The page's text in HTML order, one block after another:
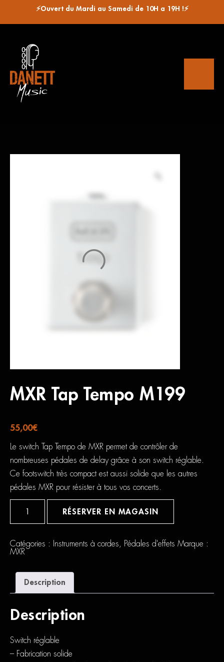
⚡Ouvert du Mardi au Samedi de 10H a 19H !⚡
MXR Tap Tempo M199
55,00€
Le switch Tap Tempo de MXR permet de contrôler de
nombreuses pédales de delay grâce à son switch réglable.
Ce footswitch très compact est aussi solide que les autres
pédales MXR pour résister à tous vos concerts.
quantité
Tap
M199
RÉSERVER EN MAGASIN
Catégories : Instruments à cordes Pédales d'effets Marque :
MXR
Description
Description
Switch réglable
– Fabrication solide